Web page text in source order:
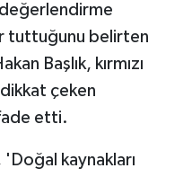
tuttuğunu belirten
Başlık, kırmızı
çeken
etti.
'Doğal kaynakları